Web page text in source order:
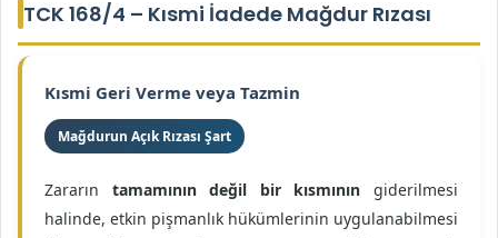
TCK 168/4 – Kısmi İadede Mağdur Rızası
Kısmi Geri Verme veya Tazmin
Mağdurun Açık Rızası Şart
Zararın tamamının değil bir kısmının giderilmesi
halinde, etkin pişmanlık hükümlerinin uygulanabilmesi